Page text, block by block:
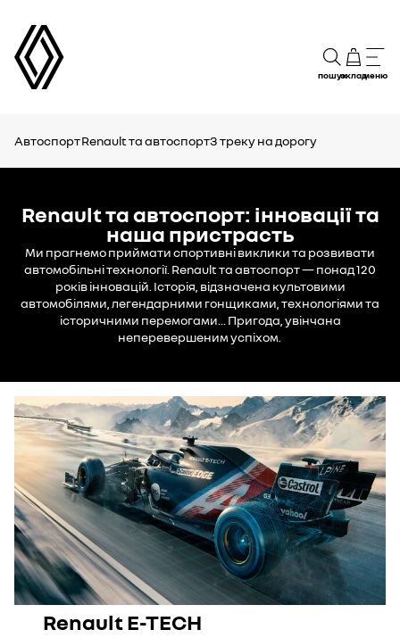
пошукскладменю
АвтоспортRenault та автоспортЗ треку на дорогу
Renault та автоспорт: інновації та
наша пристрасть
Ми прагнемо приймати спортивні виклики та розвивати
автомобільні технології. Renault та автоспорт — понад 120
років інновацій. Історія, відзначена культовими
автомобілями, легендарними гонщиками, технологіями та
історичними перемогами... Пригода, увінчана
неперевершеним успіхом.
Renault E-TECH